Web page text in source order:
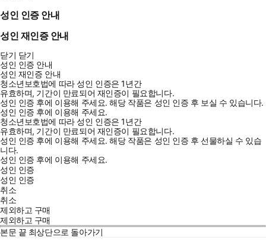
성인 인증 안내
성인 재인증 안내
닫기 닫기
성인 인증 안내
성인 재인증 안내
청소년보호법에 따라 성인 인증은 1년간
유효하며, 기간이 만료되어 재인증이 필요합니다.
성인 인증 후에 이용해 주세요.해당 작품은 성인 인증 후 보실 수 있습니다.
성인 인증 후에 이용해 주세요.
청소년보호법에 따라 성인 인증은 1년간
유효하며, 기간이 만료되어 재인증이 필요합니다.
성인 인증 후에 이용해 주세요.해당 작품은 성인 인증 후 선물하실 수 있습
니다.
성인 인증 후에 이용해 주세요.
성인 인증
성인 인증
취소
취소
제외하고 구매
제외하고 구매
본문 끝 최상단으로 돌아가기